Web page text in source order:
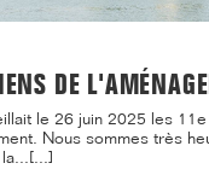
DE
le 26 juin 2025 les
Nous sommes très